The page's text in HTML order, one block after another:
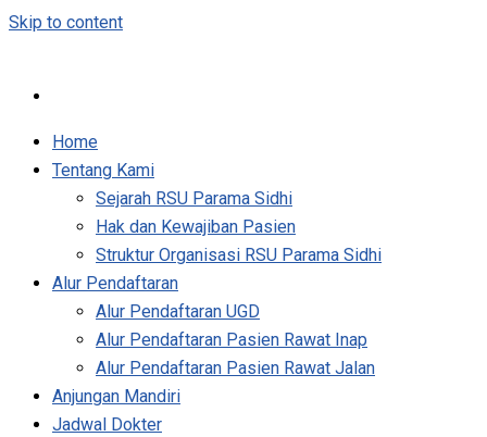
Skip to content
Home
Tentang Kami
Sejarah RSU Parama Sidhi
Hak dan Kewajiban Pasien
Struktur Organisasi RSU Parama Sidhi
Alur Pendaftaran
Alur Pendaftaran UGD
Alur Pendaftaran Pasien Rawat Inap
Alur Pendaftaran Pasien Rawat Jalan
Anjungan Mandiri
Jadwal Dokter